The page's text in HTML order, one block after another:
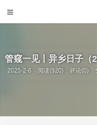
管窥一见丨异乡日子（
2025-2-6 阅读(920) 评论(0)